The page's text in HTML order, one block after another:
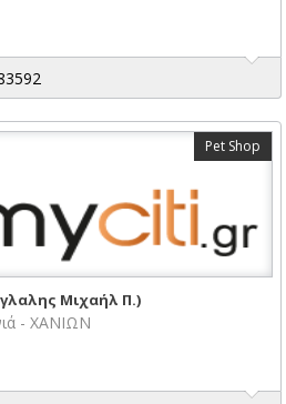
Pet Shop
Μιχαήλ Π.)
- ΧΑΝΙΩΝ